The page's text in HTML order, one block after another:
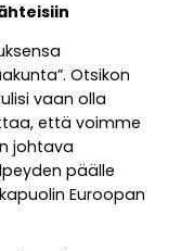
Otsikon
vaan olla
että voimme
johtava
päälle
Euroopan